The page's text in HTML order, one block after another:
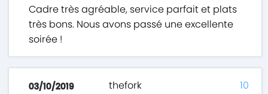
Cadre très agréable, service parfait et plats
très bons. Nous avons passé une excellente
soirée !
03/10/2019 thefork 10